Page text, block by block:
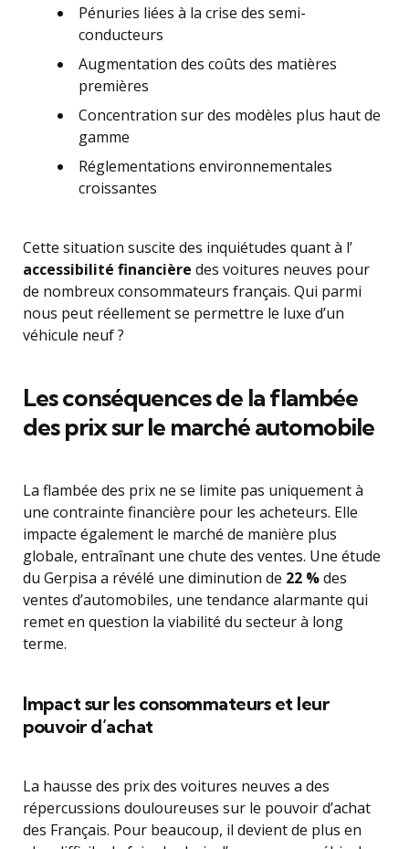
Pénuries liées à la crise des semi-
conducteurs
Augmentation des coûts des matières
premières
Concentration sur des modèles plus haut de
gamme
Réglementations environnementales
croissantes
Cette situation suscite des inquiétudes quant à l’
accessibilité financière des voitures neuves pour
de nombreux consommateurs français. Qui parmi
nous peut réellement se permettre le luxe d’un
véhicule neuf ?
Les conséquences de la flambée
des prix sur le marché automobile
La flambée des prix ne se limite pas uniquement à
une contrainte financière pour les acheteurs. Elle
impacte également le marché de manière plus
globale, entraînant une chute des ventes. Une étude
du Gerpisa a révélé une diminution de 22 %des
ventes d’automobiles, une tendance alarmante qui
remet en question la viabilité du secteur à long
terme.
Impact sur les consommateurs et leur
pouvoir d’achat
La hausse des prix des voitures neuves a des
répercussions douloureuses sur le pouvoir d’achat
des Français. Pour beaucoup, il devient de plus en